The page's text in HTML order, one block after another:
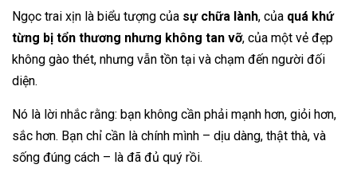
Ngọc trai xịn là biểu tượng của sự chữa lành, của quá khứ
từng bị tổn thương nhưng không tan vỡ, của một vẻ đẹp
không gào thét, nhưng vẫn tồn tại và chạm đến người đối
diện.
Nó là lời nhắc rằng: bạn không cần phải mạnh hơn, giỏi hơn,
sắc hơn. Bạn chỉ cần là chính mình – dịu dàng, thật thà, và
sống đúng cách – là đã đủ quý rồi.